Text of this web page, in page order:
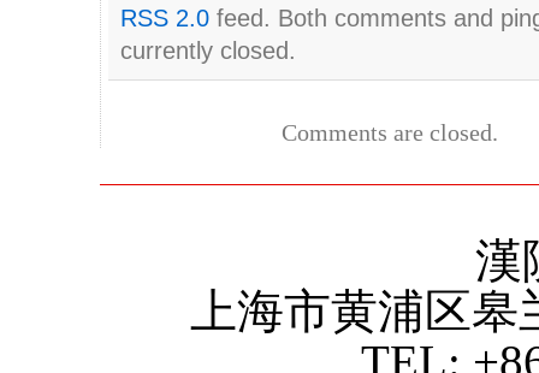
RSS 2.0feed. Both comments and
currently closed.
Comments are closed.
漢
上海市黄浦区
TEL: